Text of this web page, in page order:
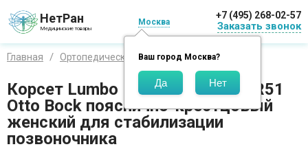
НетРан
Медицинские товары
Москва
Ваш город Москва?
+7 (495) 268-02-57
Заказать звонок
Главная Ортопедические изделия Отто Бокк
Корсет Lumbo Direxa Woman 50R51
Otto Bock пояснично-крестцовый
женский для стабилизации
позвоночника